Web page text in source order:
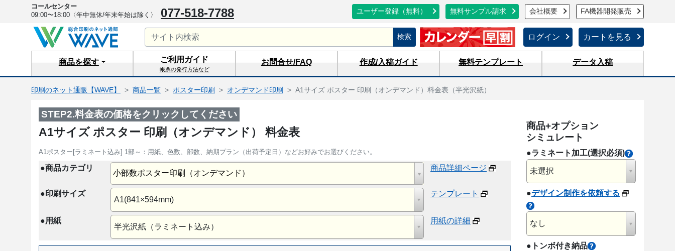
コールセンター
09:00〜18:00 〈年中無休/年末年始は除く〉 077-518-7788 ユーザー登録（無料） 無料サンプル請求 会社概要 FA機器開発販売
検索 ログイン カートを見る
商品を探す ご利用 ガイド
帳票の発行方法など
お問合せ/FAQ 作成/入稿ガイド 無料テンプレート データ入稿
印刷のネット通販【WAVE】 商品一覧 ポスター印刷 オンデマンド印刷 A1サイズ ポスター 印刷（オンデマンド）料金表（半光沢紙）
STEP2.料金表の価格をクリックしてください
A1サイズ ポスター 印刷（オンデマンド） 料金表
A1ポスター[ラミネート込み] 1部～：用紙、色数、部数、納期プラン（出荷予定日）などお好みでお選びください。
●商品カテゴリ
小部数ポスター印刷（オンデマンド）
商品詳細ページ
●印刷サイズ
A1(841×594mm)
テンプレート
●用紙
半光沢紙（ラミネート込み）
用紙の詳細
商品+オプション
シミュレート
●ラミネート加工(選択必須)
未選択
●デザイン制作を依頼する
なし
●トンボ付き納品